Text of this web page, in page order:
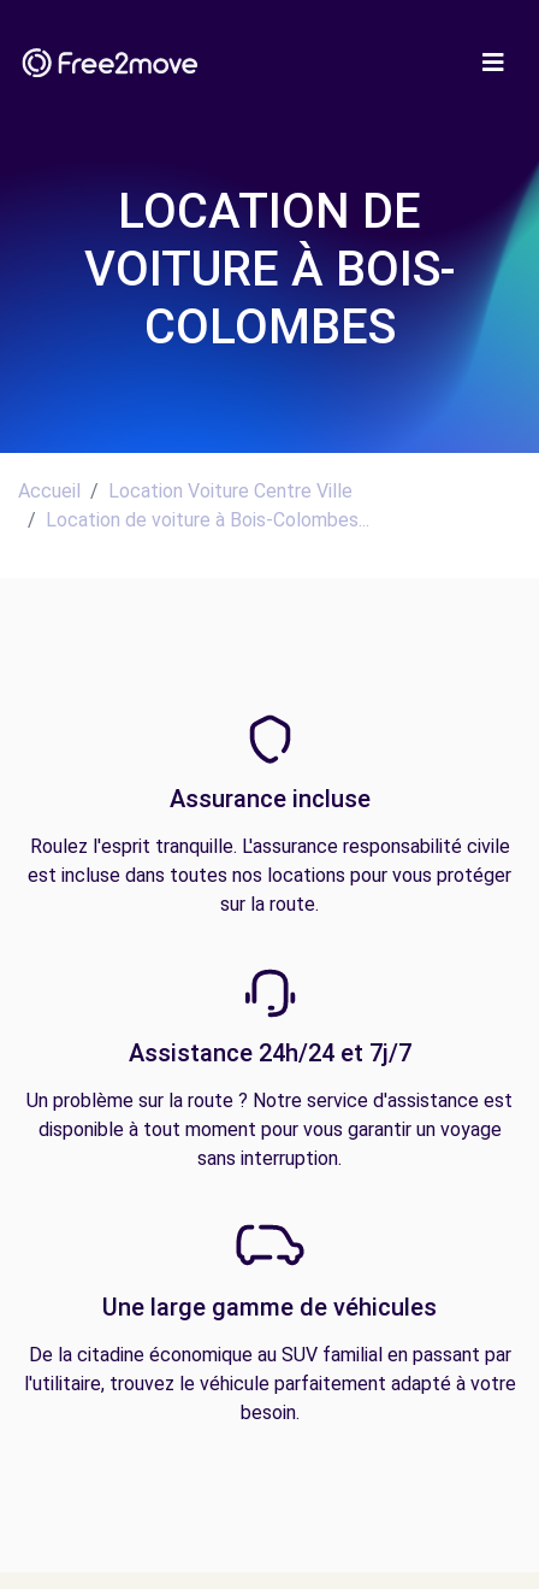
LOCATION DE
VOITURE À BOIS-
COLOMBES
Accueil
Location Voiture Centre Ville
Location de voiture à Bois-Colombes...
Assurance incluse
Roulez l'esprit tranquille. L'assurance responsabilité civile
est incluse dans toutes nos locations pour vous protéger
sur la route.
Assistance 24h/24 et 7j/7
Un problème sur la route ? Notre service d'assistance est
disponible à tout moment pour vous garantir un voyage
sans interruption.
Une large gamme de véhicules
De la citadine économique au SUV familial en passant par
l'utilitaire, trouvez le véhicule parfaitement adapté à votre
besoin.